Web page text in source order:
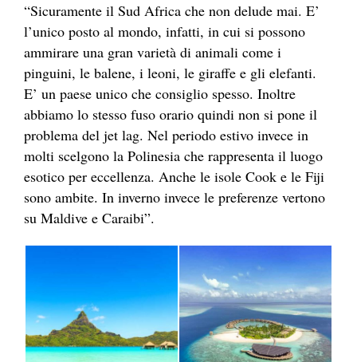
“Sicuramente il Sud Africa che non delude mai. E’
l’unico posto al mondo, infatti, in cui si possono
ammirare una gran varietà di animali come i
pinguini, le balene, i leoni, le giraffe e gli elefanti.
E’ un paese unico che consiglio spesso. Inoltre
abbiamo lo stesso fuso orario quindi non si pone il
problema del jet lag. Nel periodo estivo invece in
molti scelgono la Polinesia che rappresenta il luogo
esotico per eccellenza. Anche le isole Cook e le Fiji
sono ambite. In inverno invece le preferenze vertono
su Maldive e Caraibi”.